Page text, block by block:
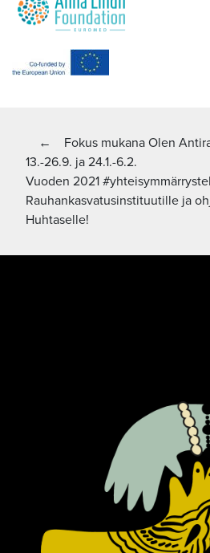
Artikkelien
selaus
← Edellinen artikkeli:
Fokus mukana Olen
13.-26.9. ja 24.1.-6.2.
Seuraava artikkeli
Vuoden 2021
Rauhankasvatusinstituutille ja
Huhtaselle!